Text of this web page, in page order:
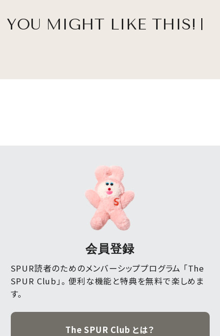
YOU MIGHT LIKE THIS!
会員登録
SPUR読者のためのメンバーシッププログラム 「The
SPUR Club」。 便利な機能と特典を無料で楽しめま
す。
The SPUR Club とは？